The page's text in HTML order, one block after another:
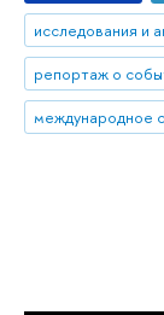
исследования и
репортаж о
международное